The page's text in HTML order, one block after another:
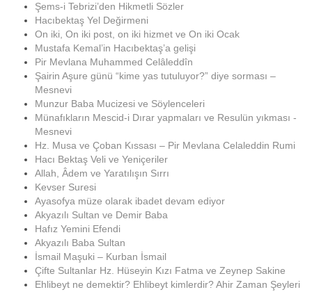
Şems-i Tebrizi’den Hikmetli Sözler
Hacıbektaş Yel Değirmeni
On iki, On iki post, on iki hizmet ve On iki Ocak
Mustafa Kemal’in Hacıbektaş’a gelişi
Pir Mevlana Muhammed Celâleddîn
Şairin Aşure günü “kime yas tutuluyor?” diye sorması –
Mesnevi
Munzur Baba Mucizesi ve Söylenceleri
Münafıkların Mescid-i Dırar yapmaları ve Resulün yıkması -
Mesnevi
Hz. Musa ve Çoban Kıssası – Pir Mevlana Celaleddin Rumi
Hacı Bektaş Veli ve Yeniçeriler
Allah, Âdem ve Yaratılışın Sırrı
Kevser Suresi
Ayasofya müze olarak ibadet devam ediyor
Akyazılı Sultan ve Demir Baba
Hafız Yemini Efendi
Akyazılı Baba Sultan
İsmail Maşuki – Kurban İsmail
Çifte Sultanlar Hz. Hüseyin Kızı Fatma ve Zeynep Sakine
Ehlibeyt ne demektir? Ehlibeyt kimlerdir? Ahir Zaman Şeyleri